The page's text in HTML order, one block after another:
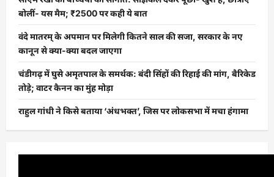
बोलीं- यस मैम; ₹2500 पर कही ये बात
वंदे मातरम् के अपमान पर मिलेगी कितने साल की सजा, सरकार के नए
कानून से क्या-क्या बदल जाएगा
चंडीगढ़ में घुसे अमृतपाल के समर्थक: बंदी सिंहों की रिहाई की मांग, बैरिकेड
तोड़े; वाटर कैनन का मुंह मोड़ा
राहुल गांधी ने किसे बताया ‘अंधभक्त’, जिस पर लोकसभा में मचा हंगामा